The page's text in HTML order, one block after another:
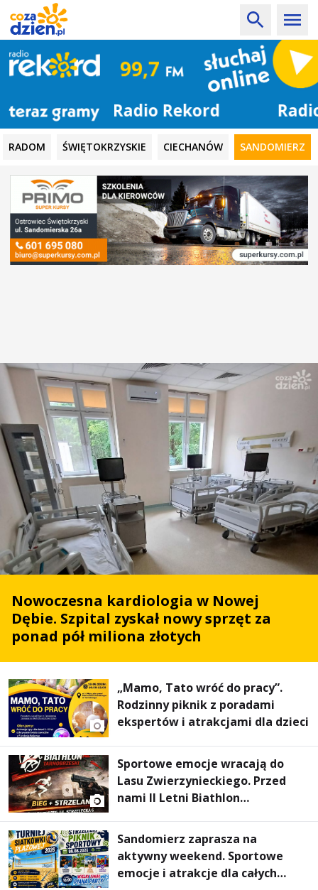
Radio Rekord
RADOM ŚWIĘTOKRZYSKIE CIECHANÓW SANDOMIERZ
Nowoczesna kardiologia w Nowej
Dębie. Szpital zyskał nowy sprzęt za
ponad pół miliona złotych
„Mamo, Tato wróć do pracy”.
Rodzinny piknik z poradami
ekspertów i atrakcjami dla dzieci
Sportowe emocje wracają do
Lasu Zwierzynieckiego. Przed
nami II Letni Biathlon
Sandomierz zaprasza na
aktywny weekend. Sportowe
emocje i atrakcje dla całych